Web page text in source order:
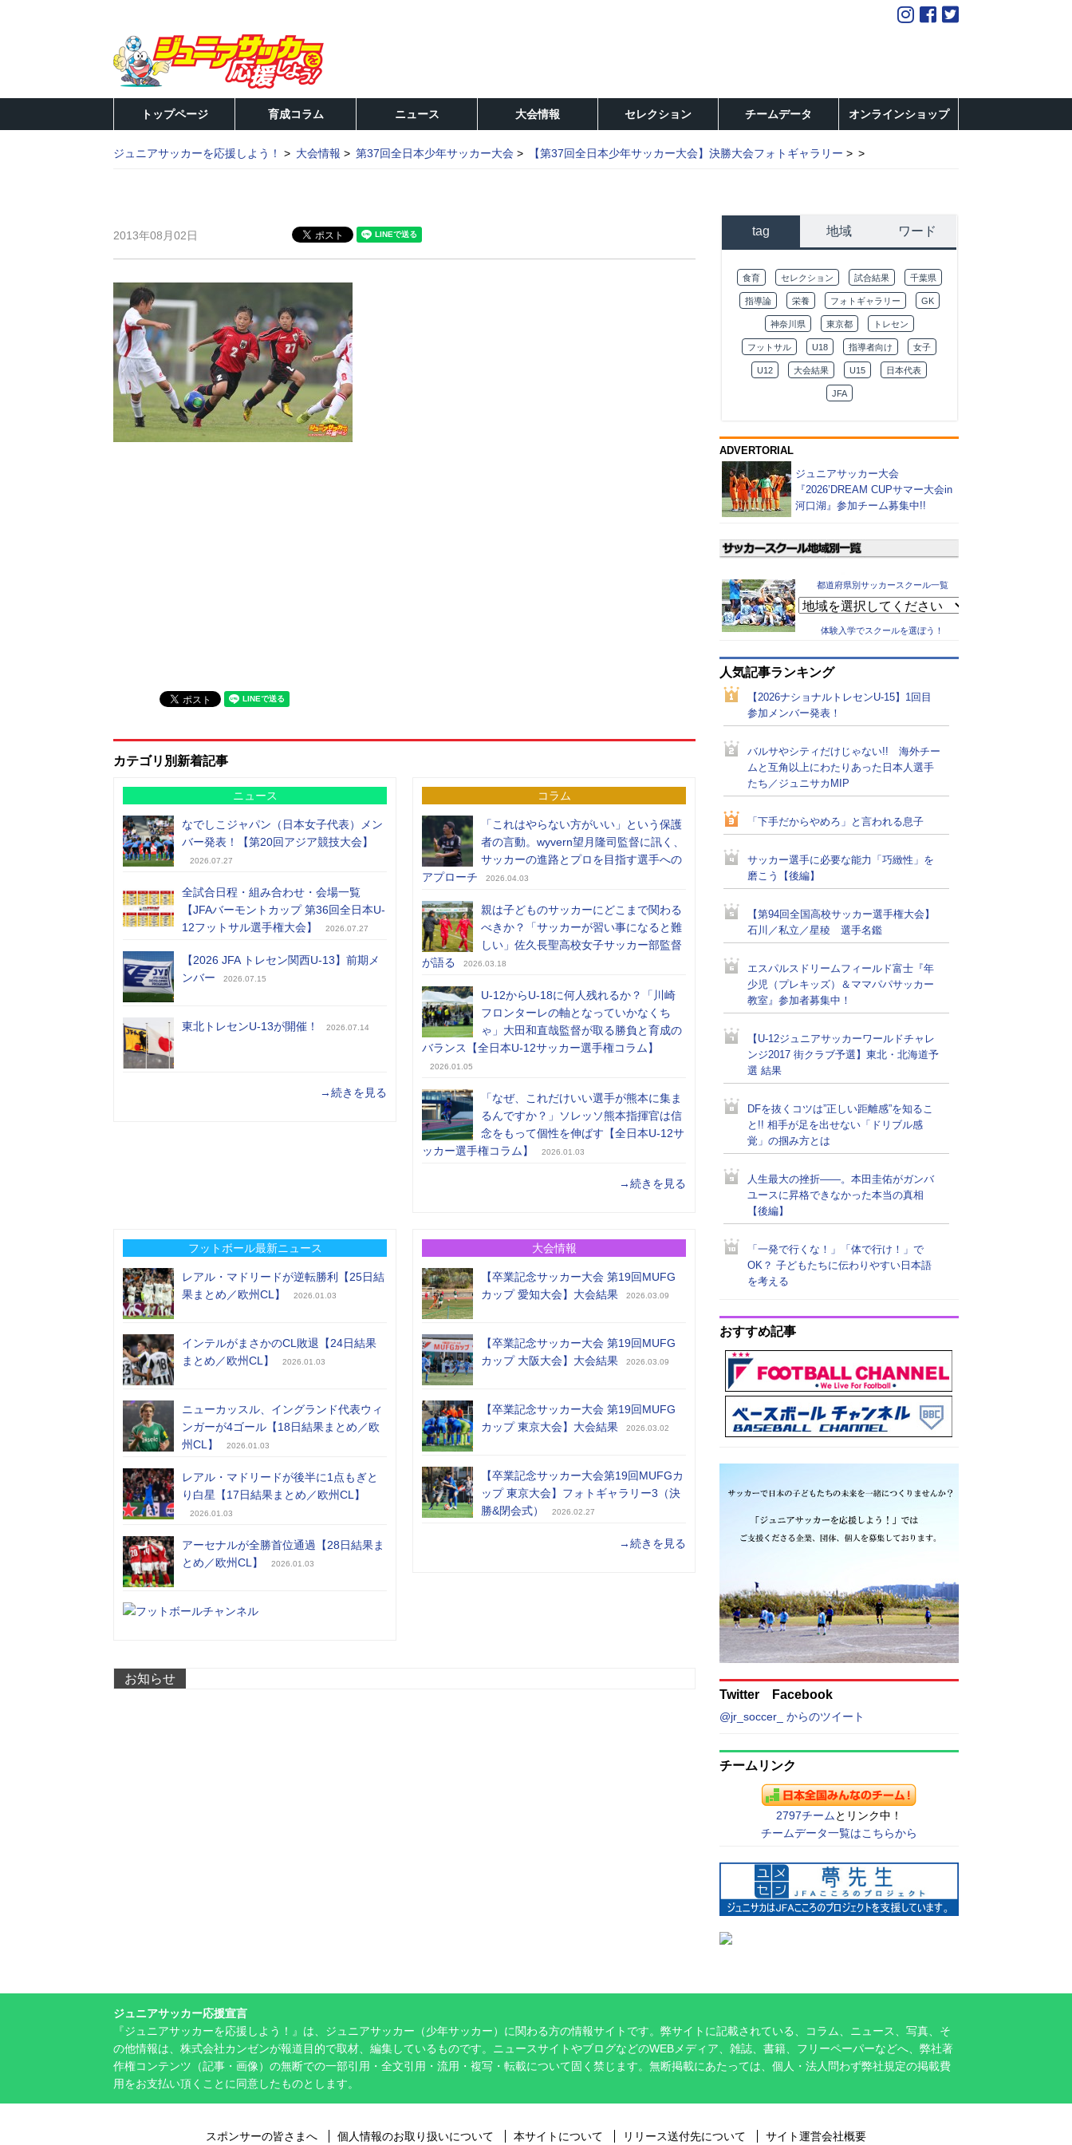
トップページ 育成コラム ニュース 大会情報 セレクション チームデータ オンラインショップ
ジュニアサッカーを応援しよう！ 大会情報 第37回全日本少年サッカー大会 【第37回全日本少年サッカー大会】決勝大会フォトギャラリー
2013年08月02日
カテゴリ別新着記事
ニュース
なでしこジャパン（日本女子代表）メン
バー発表！【第20回アジア競技大会】
2026.07.27
全試合日程・組み合わせ・会場一覧
【JFAバーモントカップ 第36回全日本U-
12フットサル選手権大会】
2026.07.27
【2026 JFA トレセン関西U-13】前期メ
ンバー
2026.07.15
東北トレセンU-13が開催！ 2026.07.14
→続きを見る
コラム
「これはやらない方がいい」という保護
者の言動。wyvern望月隆司監督に訊く、
サッカーの進路とプロを目指す選手への
アプローチ
2026.04.03
親は子どものサッカーにどこまで関わる
べきか？「サッカーが習い事になると難
しい」佐久長聖高校女子サッカー部監督
が語る
2026.03.18
U-12からU-18に何人残れるか？「川崎
フロンターレの軸となっていかなくち
ゃ」大田和直哉監督が取る勝負と育成の
バランス【全日本U-12サッカー選手権コラム】
2026.01.05
「なぜ、これだけいい選手が熊本に集ま
るんですか？」ソレッソ熊本指揮官は信
念をもって個性を伸ばす【全日本U-12サ
ッカー選手権コラム】
2026.01.03
→続きを見る
フットボール最新ニュース
レアル・マドリードが逆転勝利【25日結
果まとめ／欧州CL】
2026.01.03
インテルがまさかのCL敗退【24日結果
まとめ／欧州CL】
2026.01.03
ニューカッスル、イングランド代表ウィ
ンガーが4ゴール【18日結果まとめ／欧
州CL】
2026.01.03
レアル・マドリードが後半に1点もぎと
り白星【17日結果まとめ／欧州CL】
2026.01.03
アーセナルが全勝首位通過【28日結果ま
とめ／欧州CL】
2026.01.03
大会情報
【卒業記念サッカー大会 第19回MUFG
カップ 愛知大会】大会結果
2026.03.09
【卒業記念サッカー大会 第19回MUFG
カップ 大阪大会】大会結果
2026.03.09
【卒業記念サッカー大会 第19回MUFG
カップ 東京大会】大会結果
2026.03.02
【卒業記念サッカー大会第19回MUFGカ
ップ 東京大会】フォトギャラリー3（決
勝&閉会式）
2026.02.27
→続きを見る
お知らせ
tag 地域 ワード
食育 セレクション 試合結果 千葉県
指導論 栄養 フォトギャラリー GK
神奈川県 東京都 トレセン
フットサル U18 指導者向け 女子
U12 大会結果 U15 日本代表
JFA
ADVERTORIAL
ジュニアサッカー大会
『2026’DREAM CUPサマー大会in
河口湖』参加チーム募集中!!
都道府県別サッカースクール一覧
体験入学でスクールを選ぼう！
人気記事ランキング
【2026ナショナルトレセンU-15】1回目
参加メンバー発表！
バルサやシティだけじゃない!! 海外チー
ムと互角以上にわたりあった日本人選手
たち／ジュニサカMIP
「下手だからやめろ」と言われる息子
サッカー選手に必要な能力「巧緻性」を
磨こう【後編】
【第94回全国高校サッカー選手権大会】
石川／私立／星稜 選手名鑑
エスパルスドリームフィールド富士『年
少児（プレキッズ）＆ママパパサッカー
教室』参加者募集中！
【U-12ジュニアサッカーワールドチャレ
ンジ2017 街クラブ予選】東北・北海道予
選 結果
DFを抜くコツは”正しい距離感”を知るこ
と!! 相手が足を出せない「ドリブル感
覚」の掴み方とは
人生最大の挫折――。本田圭佑がガンバ
ユースに昇格できなかった本当の真相
【後編】
「一発で行くな！」「体で行け！」で
OK？ 子どもたちに伝わりやすい日本語
を考える
おすすめ記事
Twitter Facebook
@jr_soccer_ からのツイート
チームリンク
2797チーム とリンク中！
チームデータ一覧はこちらから
ジュニアサッカー応援宣言
『ジュニアサッカーを応援しよう！』は、ジュニアサッカー（少年サッカー）に関わる方の情報サイトです。弊サイトに記載されている、コラム、ニュース、写真、そ
の他情報は、株式会社カンゼンが報道目的で取材、編集しているものです。ニュースサイトやブログなどのWEBメディア、雑誌、書籍、フリーペーパーなどへ、弊社著
作権コンテンツ（記事・画像）の無断での一部引用・全文引用・流用・複写・転載について固く禁じます。無断掲載にあたっては、個人・法人問わず弊社規定の掲載費
用をお支払い頂くことに同意したものとします。
スポンサーの皆さまへ 個人情報のお取り扱いについて 本サイトについて リリース送付先について サイト運営会社概要